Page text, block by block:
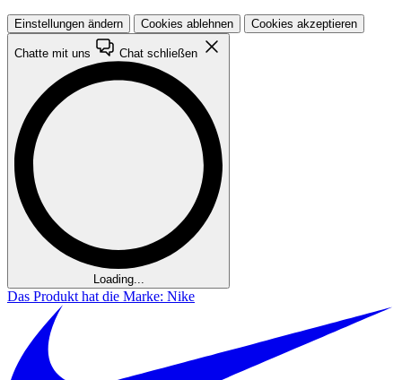
Einstellungen ändern Cookies ablehnen Cookies akzeptieren
Chatte mit uns Chat schließen
Loading...
Das Produkt hat die Marke: Nike